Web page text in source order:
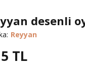
desenli
Reyyan
TL